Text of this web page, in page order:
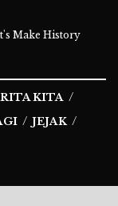
Make History
KITA
JEJAK